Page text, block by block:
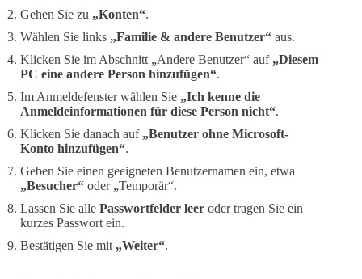
Gehen Sie zu „Konten“.
Wählen Sie links „Familie & andere Benutzer“ aus.
Klicken Sie im Abschnitt „Andere Benutzer“ auf „Diesem
PC eine andere Person hinzufügen“.
Im Anmeldefenster wählen Sie „Ich kenne die
Anmeldeinformationen für diese Person nicht“.
Klicken Sie danach auf „Benutzer ohne Microsoft-
Konto hinzufügen“.
Geben Sie einen geeigneten Benutzernamen ein, etwa
„Besucher“ oder „Temporär“.
Lassen Sie alle Passwortfelder leer oder tragen Sie ein
kurzes Passwort ein.
Bestätigen Sie mit „Weiter“.